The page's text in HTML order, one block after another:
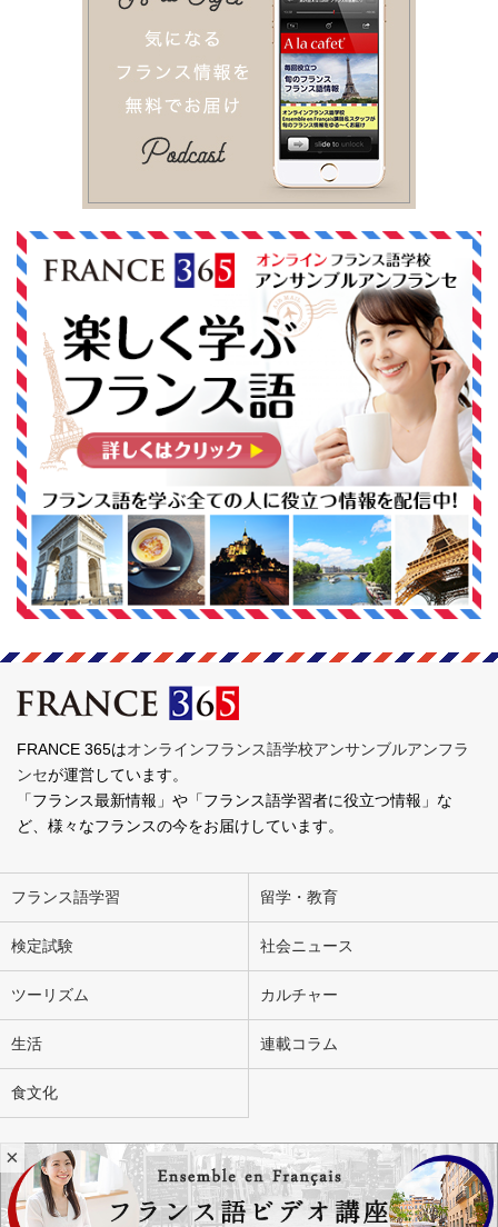
FRANCE 365はオンラインフランス語学校アンサンブルアンフラ
ンセが運営しています。
「フランス最新情報」や「フランス語学習者に役立つ情報」な
ど、様々なフランスの今をお届けしています。
フランス語学習 留学・教育
検定試験 社会ニュース
ツーリズム カルチャー
生活 連載コラム
食文化
会社概要 お問い合わせ 広告掲載 ライター募集
個人情報の取り扱いについて
×